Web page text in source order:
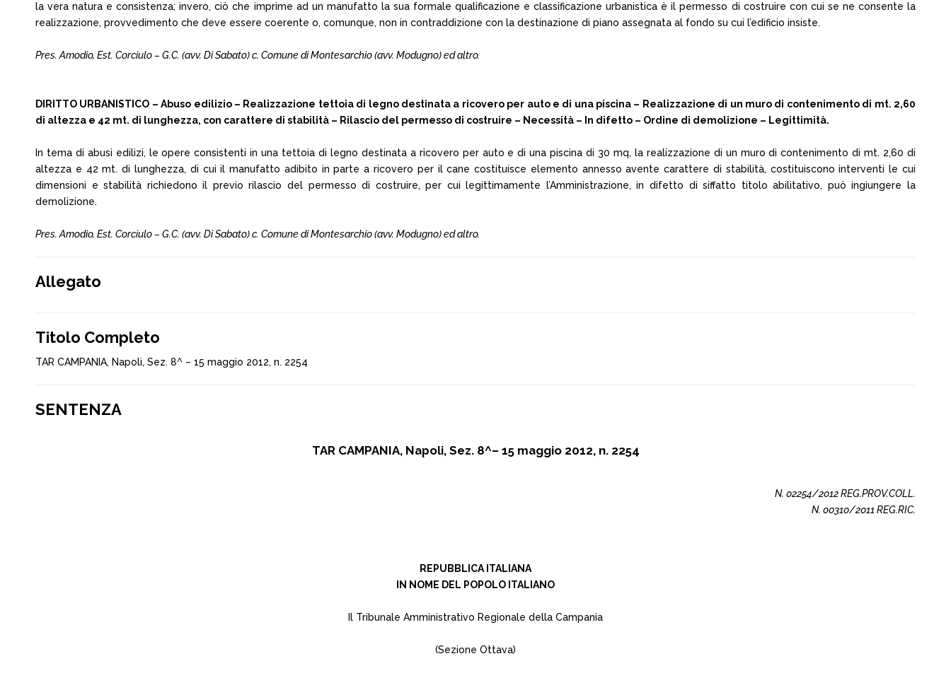
la vera natura e consistenza; invero, ciò che imprime ad un manufatto la sua formale qualificazione e classificazione urbanistica è il permesso di costruire con cui se ne consente la
realizzazione, provvedimento che deve essere coerente o, comunque, non in contraddizione con la destinazione di piano assegnata al fondo su cui l’edificio insiste.
Pres. Amodio, Est. Corciulo – G.C. (avv. Di Sabato) c. Comune di Montesarchio (avv. Modugno) ed altro.
DIRITTO URBANISTICO – Abuso edilizio – Realizzazione tettoia di legno destinata a ricovero per auto e di una piscina – Realizzazione di un muro di contenimento di mt. 2,60
di altezza e 42 mt. di lunghezza, con carattere di stabilità – Rilascio del permesso di costruire – Necessità – In difetto – Ordine di demolizione – Legittimità.
In tema di abusi edilizi, le opere consistenti in una tettoia di legno destinata a ricovero per auto e di una piscina di 30 mq, la realizzazione di un muro di contenimento di mt. 2,60 di
altezza e 42 mt. di lunghezza, di cui il manufatto adibito in parte a ricovero per il cane costituisce elemento annesso avente carattere di stabilità, costituiscono interventi le cui
dimensioni e stabilità richiedono il previo rilascio del permesso di costruire, per cui legittimamente l’Amministrazione, in difetto di siffatto titolo abilitativo, può ingiungere la
demolizione.
Pres. Amodio, Est. Corciulo – G.C. (avv. Di Sabato) c. Comune di Montesarchio (avv. Modugno) ed altro.
Allegato
Titolo Completo
TAR CAMPANIA, Napoli, Sez. 8^ – 15 maggio 2012, n. 2254
SENTENZA
TAR CAMPANIA, Napoli, Sez. 8^– 15 maggio 2012, n. 2254
N. 02254/2012 REG.PROV.COLL.
N. 00310/2011 REG.RIC.
REPUBBLICA ITALIANA
IN NOME DEL POPOLO ITALIANO
Il Tribunale Amministrativo Regionale della Campania
(Sezione Ottava)